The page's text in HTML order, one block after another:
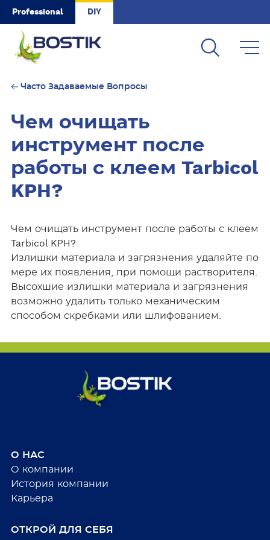
Skip to main content
Professional DIY
Часто Задаваемые Вопросы
Чем очищать
инструмент после
работы с клеем Tarbicol
KPH?
Чем очищать инструмент после работы с клеем
Tarbicol KPH?
Излишки материала и загрязнения удаляйте по
мере их появления, при помощи растворителя.
Высохшие излишки материала и загрязнения
возможно удалить только механическим
способом скребками или шлифованием.
О НАС
О компании
История компании
Карьера
ОТКРОЙ ДЛЯ СЕБЯ